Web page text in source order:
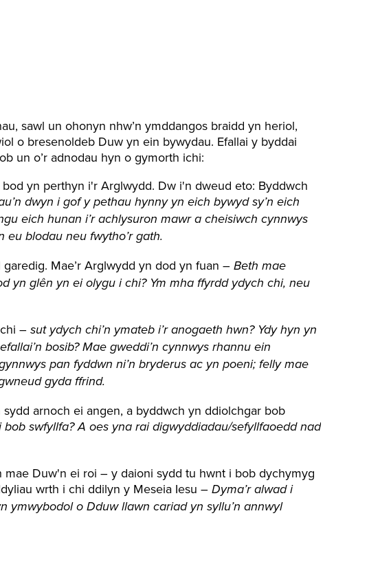
sawl un ohonyn nhw’n ymddangos braidd yn heriol,
o bresenoldeb Duw yn ein bywydau. Efallai y byddai
un o’r adnodau hyn o gymorth ichi:
yn perthyn i'r Arglwydd. Dw i'n dweud eto: Byddwch
dwyn i gof y pethau hynny yn eich bywyd sy’n eich
eich hunan i’r achlysuron mawr a cheisiwch cynnwys
blodau neu fwytho’r gath.
Mae’r Arglwydd yn dod yn fuan – Beth mae
yn glên yn ei olygu i chi? Ym mha ffyrdd ydych chi, neu
– sut ydych chi’n ymateb i’r anogaeth hwn? Ydy hyn yn
bosib? Mae gweddi’n cynnwys rhannu ein
pan fyddwn ni’n bryderus ac yn poeni; felly mae
gyda ffrind.
arnoch ei angen, a byddwch yn ddiolchgar bob
swfyllfa? A oes yna rai digwyddiadau/sefyllfaoedd nad
Duw'n ei roi – y daioni sydd tu hwnt i bob dychymyg
wrth i chi ddilyn y Meseia Iesu – Dyma’r alwad i
ymwybodol o Dduw llawn cariad yn syllu’n annwyl